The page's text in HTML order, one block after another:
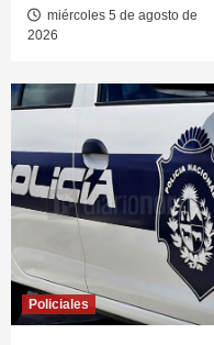
miércoles 5 de agosto de
2026
Policiales